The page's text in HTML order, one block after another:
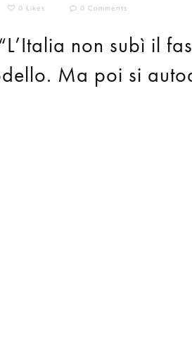
0 Likes 0 Comments
non subì il
Ma poi si